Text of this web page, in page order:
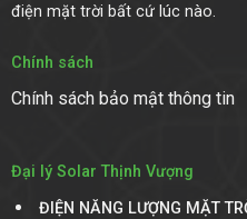
điện mặt trời bất cứ lúc nào.
Chính sách
Chính sách bảo mật thông tin
Đại lý Solar Thịnh Vượng
ĐIỆN NĂNG LƯỢNG MẶT